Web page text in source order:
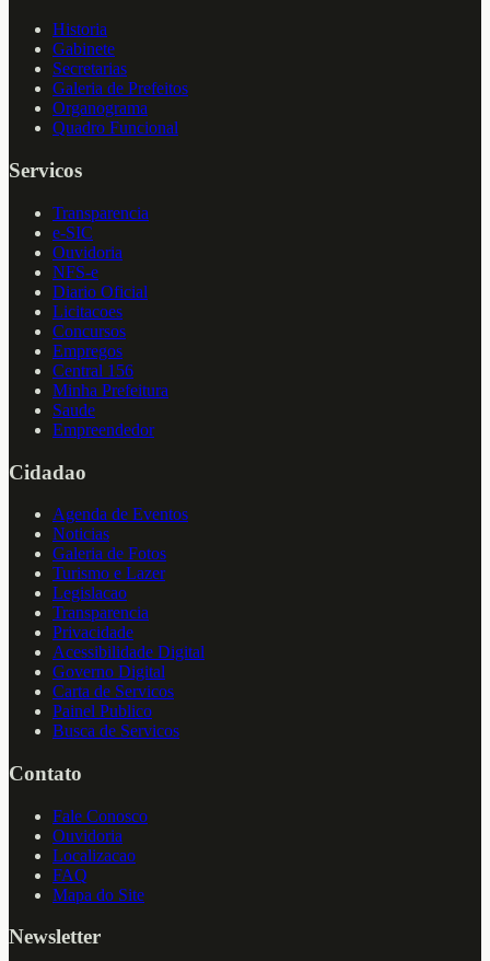
Historia
Gabinete
Secretarias
Galeria de Prefeitos
Organograma
Quadro Funcional
Servicos
Transparencia
e-SIC
Ouvidoria
NFS-e
Diario Oficial
Licitacoes
Concursos
Empregos
Central 156
Minha Prefeitura
Saude
Empreendedor
Cidadao
Agenda de Eventos
Noticias
Galeria de Fotos
Turismo e Lazer
Legislacao
Transparencia
Privacidade
Acessibilidade Digital
Governo Digital
Carta de Servicos
Painel Publico
Busca de Servicos
Contato
Fale Conosco
Ouvidoria
Localizacao
FAQ
Mapa do Site
Newsletter